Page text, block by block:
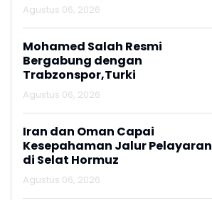
Agustus 06, 2026
Mohamed Salah Resmi
Bergabung dengan
Trabzonspor,Turki
Agustus 06, 2026
Iran dan Oman Capai
Kesepahaman Jalur Pelayaran
di Selat Hormuz
Agustus 06, 2026